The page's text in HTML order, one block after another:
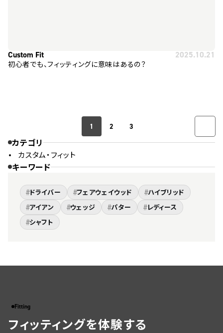
Custom Fit 2025.10.21
初心者でも、フィッティングに意味はあるの？
1 2 3
カテゴリ
カスタム・フィット
キーワード
#ドライバー #フェアウェイウッド #ハイブリッド
#アイアン #ウェッジ #パター #レディース
#シャフト
Fitting
フィッティングを体験する